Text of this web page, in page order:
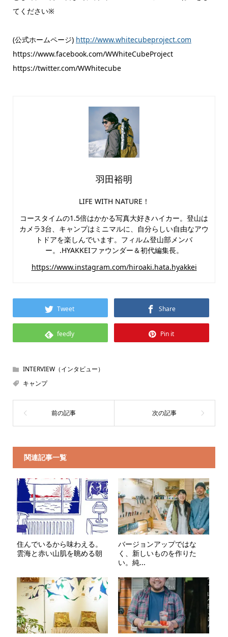
てください※
(公式ホームページ) http://www.whitecubeproject.com
https://www.facebook.com/WWhiteCubeProject
https://twitter.com/WWhitecube
羽田裕明
LIFE WITH NATURE！
コースタイムの1.5倍はかかる写真大好きハイカー。登山は
カメラ3台、キャンプはミニマルに、自分らしい自由なアウ
トドアを楽しんでいます。フィルム登山部メンバ
ー。.HYAKKEIファウンダー＆初代編集長。
https://www.instagram.com/hiroaki.hata.hyakkei
Tweet Share
feedly Pin it
INTERVIEW（インタビュー）
キャンプ
関連記事一覧
住んでいるから味わえる。
雲海と赤い山肌を眺める朝
バージョンアップではな
く、新しいものを作りた
い。純...